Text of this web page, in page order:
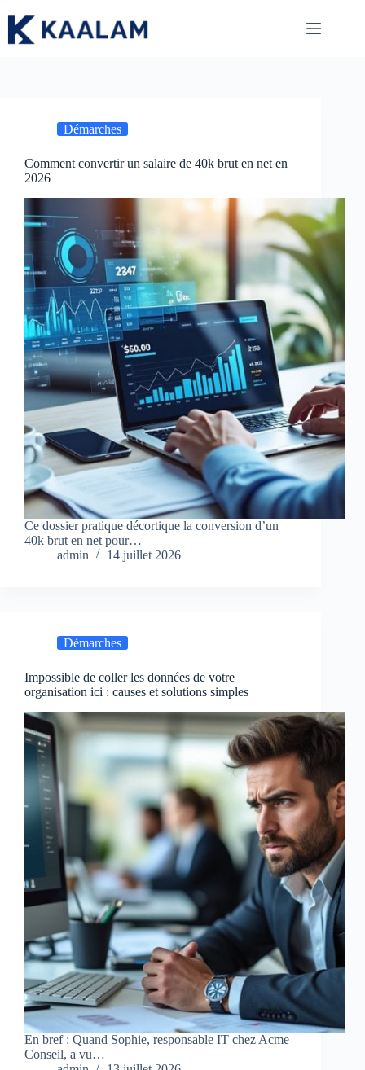
au
contenu
Démarches
Comment convertir un salaire de 40k brut en net en
2026
Ce dossier pratique décortique la conversion d’un
40k brut en net pour…
admin
14 juillet 2026
Démarches
Impossible de coller les données de votre
organisation ici : causes et solutions simples
En bref : Quand Sophie, responsable IT chez Acme
Conseil, a vu…